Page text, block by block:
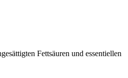
Fettsäuren und essentiellen